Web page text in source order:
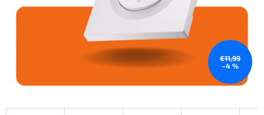
€11,99
–4 %